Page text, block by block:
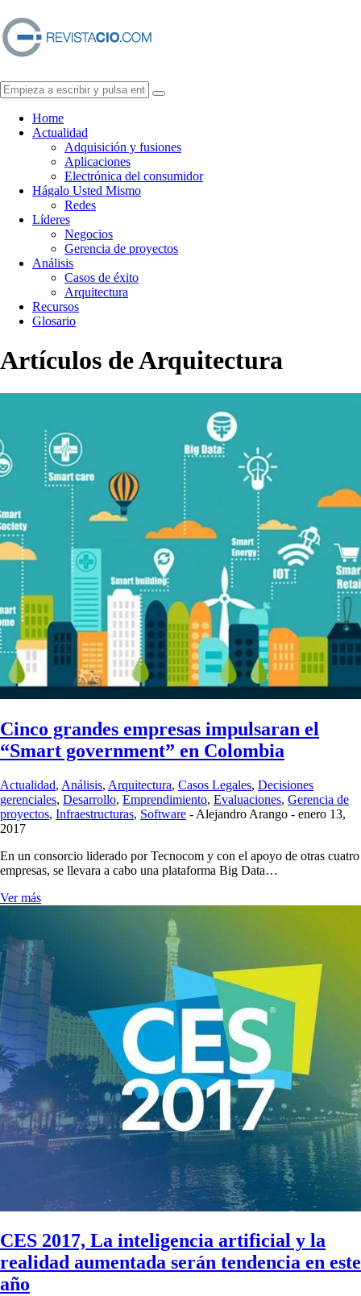
Home
Actualidad
Adquisición y fusiones
Aplicaciones
Electrónica del consumidor
Hágalo Usted Mismo
Redes
Líderes
Negocios
Gerencia de proyectos
Análisis
Casos de éxito
Arquitectura
Recursos
Glosario
Artículos deArquitectura
Cinco grandes empresas impulsaran el
“Smart government” en Colombia
Actualidad, Análisis, Arquitectura, Casos Legales, Decisiones
gerenciales, Desarrollo, Emprendimiento, Evaluaciones, Gerencia de
proyectos, Infraestructuras, Software - Alejandro Arango - enero 13,
2017
En un consorcio liderado por Tecnocom y con el apoyo de otras cuatro
empresas, se llevara a cabo una plataforma Big Data…
Ver más
CES 2017, La inteligencia artificial y la
realidad aumentada serán tendencia en este
año